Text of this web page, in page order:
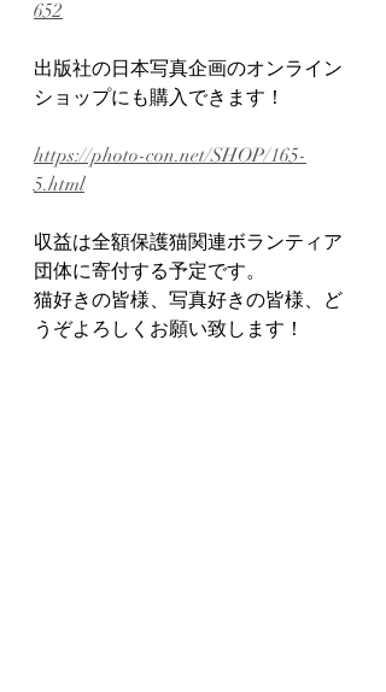
652
出版社の日本写真企画のオンライン
ショップにも購入できます！
https://photo-con.net/SHOP/165-
5.html
収益は全額保護猫関連ボランティア
団体に寄付する予定です。
猫好きの皆様、写真好きの皆様、ど
うぞよろしくお願い致します！